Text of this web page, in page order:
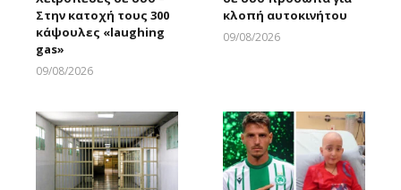
Στην κατοχή τους 300
κάψουλες «laughing
gas»
09/08/2026
κλοπή αυτοκινήτου
09/08/2026